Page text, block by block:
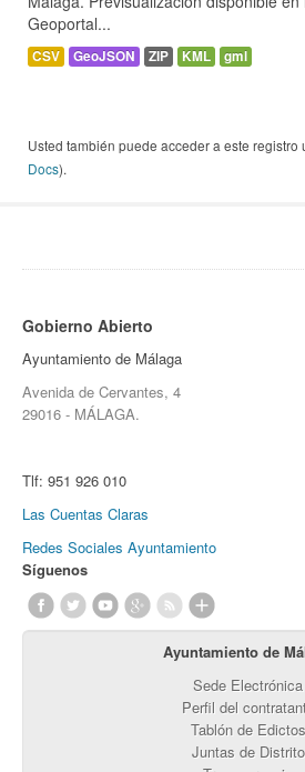
Geoportal...
CSV GeoJSON ZIP KML gml
Usted también puede acceder a este registro
Docs).
Gobierno Abierto
Ayuntamiento de Málaga
Avenida de Cervantes, 4
29016 - MÁLAGA.
Tlf: 951 926 010
Las Cuentas Claras
Redes Sociales Ayuntamiento
Síguenos
Ayuntamiento de
Sede Electrónica
Perfil del
Tablón de Edictos
Juntas de Distrito